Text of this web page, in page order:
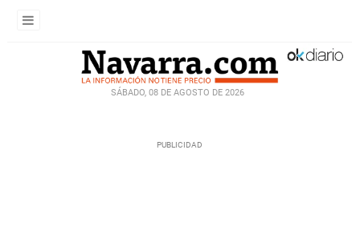
SÁBADO, 08 DE AGOSTO DE 2026